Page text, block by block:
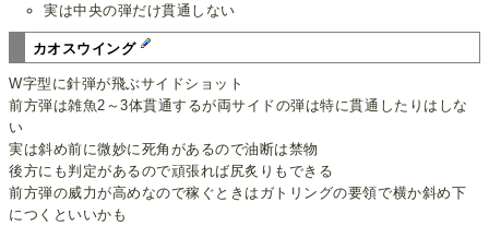
実は中央の弾だけ貫通しない
カオスウイング
W字型に針弾が飛ぶサイドショット
前方弾は雑魚2～3体貫通するが両サイドの弾は特に貫通したりはしな
い
実は斜め前に微妙に死角があるので油断は禁物
後方にも判定があるので頑張れば尻炙りもできる
前方弾の威力が高めなので稼ぐときはガトリングの要領で横か斜め下
につくといいかも